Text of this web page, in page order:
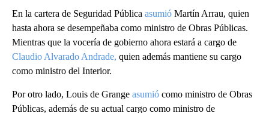
En la cartera de Seguridad Pública asumió Martín Arrau, quien
hasta ahora se desempeñaba como ministro de Obras Públicas.
Mientras que la vocería de gobierno ahora estará a cargo de
Claudio Alvarado Andrade, quien además mantiene su cargo
como ministro del Interior.
Por otro lado, Louis de Grange asumió como ministro de Obras
Públicas, además de su actual cargo como ministro de